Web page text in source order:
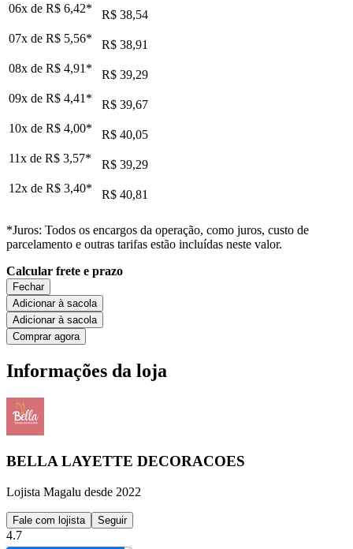
06x de R$ 6,42*
R$ 38,54
07x de R$ 5,56*
R$ 38,91
08x de R$ 4,91 *
R$ 39,29
09x de R$ 4,41 *
R$ 39,67
10x de R$ 4,00*
R$ 40,05
11x de R$ 3,57*
R$ 39,29
12x de R$ 3,40* R$ 40,81
*Juros: Todos os encargos da operação, como juros, custo de
parcelamento e outras tarifas estão incluídas neste valor.
Calcular frete e prazo
Fechar
Adicionar à sacola
Adicionar à sacola
Comprar agora
Informações da loja
BELLA LAYETTE DECORACOES
Lojista Magalu desde 2022
Fale com lojista Seguir
4.7